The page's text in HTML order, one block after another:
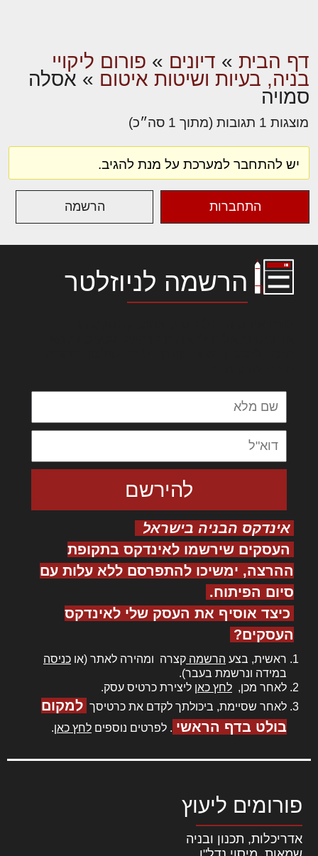
דף הבית » דיונים » פורום ליקויי
בניה, בעיות ושיטות איטום » אסלה
סמויה
מוצגות 1 תגובות (מתוך 1 סה״כ)
יש להתחבר למערכת על מנת להגיב.
התחברות הרשמה
הרשמה לניוזלטר
אינדקס הבניה בישראל
העסקים שירשמו לאינדקס בתקופת
ההרצה, ימשיכו להתפרסם ללא עלות עם
סיום הפיתוח.
כיצד אוסיף את העסק שלי לאינדקס
העסקים?
ראשית, בצע הרשמה קצרה ומהירה לאתר (או כניסה
במידה ונרשמת בעבר).
לאחר מכן, לחץ כאן ליצירת כרטיס עסק.
לאחר שסיימת, ביכולתך לקדם את כרטיסך למקום
בולט בדף הראשי . לפרטים נוספים לחץ כאן.
פורומים ליעוץ
אדריכלות, תכנון ובניה